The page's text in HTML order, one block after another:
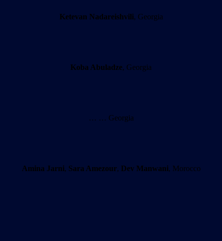
Ketevan Nadareishvili, Georgia
Koba Abuladze, Georgia
… … Georgia
Amina Jarni, Sara Amezour, Dev Manwani, Morocco